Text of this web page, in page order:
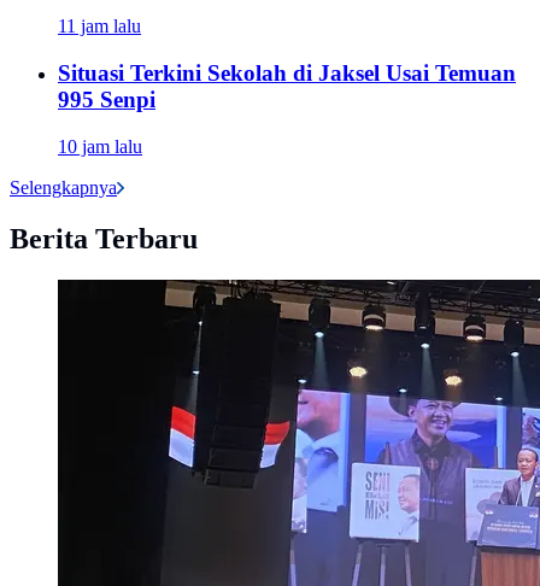
11 jam lalu
Situasi Terkini Sekolah di Jaksel Usai Temuan
995 Senpi
10 jam lalu
Selengkapnya
Berita Terbaru